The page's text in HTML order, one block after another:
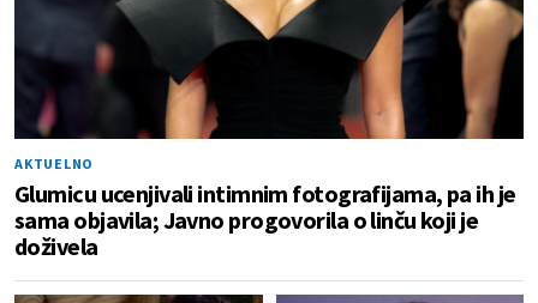
AKTUELNO
Glumicu ucenjivali intimnim fotografijama, pa ih je
sama objavila; Javno progovorila o linču koji je
doživela